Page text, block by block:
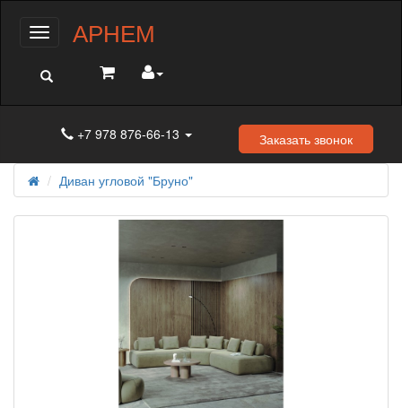
МенюАРНЕМ
+7 978 876-66-13 Заказать звонок
Диван угловой "Бруно"